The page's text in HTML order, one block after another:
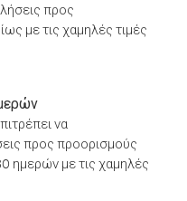
προς
με τις χαμηλές τιμές
να
προς προορισμούς
ημερών με τις χαμηλές